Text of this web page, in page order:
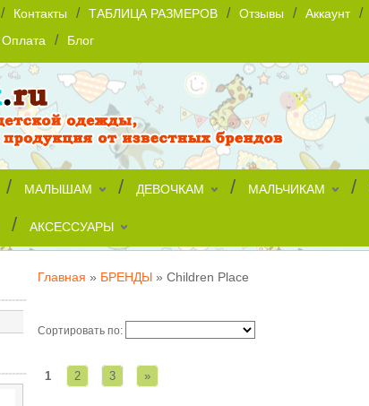
/ Контакты / ТАБЛИЦА РАЗМЕРОВ / Отзывы / Аккаунт /
Оплата / Блог
/ МАЛЫШАМ / ДЕВОЧКАМ / МАЛЬЧИКАМ /
/ АКСЕССУАРЫ
Главная » БРЕНДЫ » Children Place
Сортировать по:
1 2 3 »